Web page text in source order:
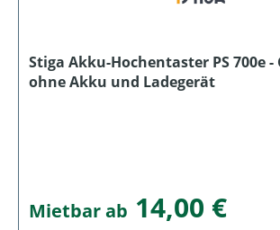
Stiga Akku-Hochentaster PS 700e
ohne Akku und Ladegerät
Mietbar ab 14,00 €